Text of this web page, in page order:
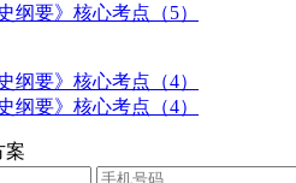
纲要》核心考点（5）
纲要》核心考点（4）
纲要》核心考点（4）
案